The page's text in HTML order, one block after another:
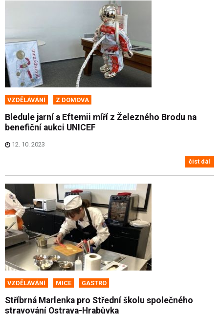
VZDĚLÁVÁNÍ Z DOMOVA
Bledule jarní a Eftemii míří z Železného Brodu na
benefiční aukci UNICEF
12. 10. 2023
číst dál
VZDĚLÁVÁNÍ MICE GASTRO
Stříbrná Marlenka pro Střední školu společného
stravování Ostrava-Hrabůvka